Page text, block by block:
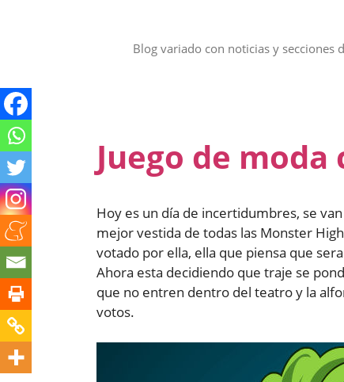
Blog variado con noticias y secciones
Juego de
Hoy es un día de incertidumbres, se
mejor vestida de todas las Monster
votado por ella, ella que piensa que
Ahora esta decidiendo que traje se
que no entren dentro del teatro y la
votos.